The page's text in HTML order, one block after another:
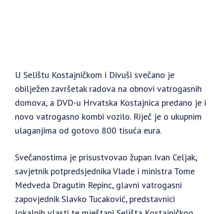
U Selištu Kostajničkom i Divuši svečano je
obilježen završetak radova na obnovi vatrogasnih
domova, a DVD-u Hrvatska Kostajnica predano je i
novo vatrogasno kombi vozilo. Riječ je o ukupnim
ulaganjima od gotovo 800 tisuća eura.
Svečanostima je prisustvovao župan Ivan Celjak,
savjetnik potpredsjednika Vlade i ministra Tome
Medveda Dragutin Repinc, glavni vatrogasni
zapovjednik Slavko Tucaković, predstavnici